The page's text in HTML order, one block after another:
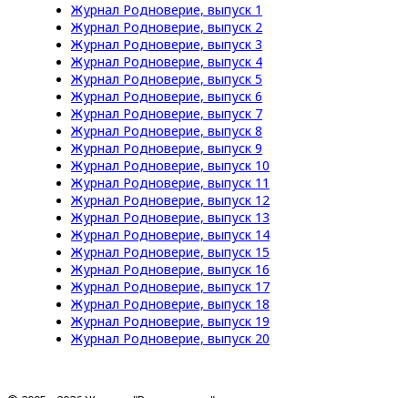
Журнал Родноверие, выпуск 1
Журнал Родноверие, выпуск 2
Журнал Родноверие, выпуск 3
Журнал Родноверие, выпуск 4
Журнал Родноверие, выпуск 5
Журнал Родноверие, выпуск 6
Журнал Родноверие, выпуск 7
Журнал Родноверие, выпуск 8
Журнал Родноверие, выпуск 9
Журнал Родноверие, выпуск 10
Журнал Родноверие, выпуск 11
Журнал Родноверие, выпуск 12
Журнал Родноверие, выпуск 13
Журнал Родноверие, выпуск 14
Журнал Родноверие, выпуск 15
Журнал Родноверие, выпуск 16
Журнал Родноверие, выпуск 17
Журнал Родноверие, выпуск 18
Журнал Родноверие, выпуск 19
Журнал Родноверие, выпуск 20